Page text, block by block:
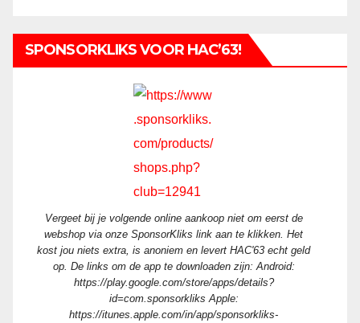
SPONSORKLIKS VOOR HAC’63!
Vergeet bij je volgende online aankoop niet om eerst de
webshop via onze SponsorKliks link aan te klikken. Het
kost jou niets extra, is anoniem en levert HAC'63 echt geld
op. De links om de app te downloaden zijn: Android:
https://play.google.com/store/apps/details?
id=com.sponsorkliks Apple:
https://itunes.apple.com/in/app/sponsorkliks-